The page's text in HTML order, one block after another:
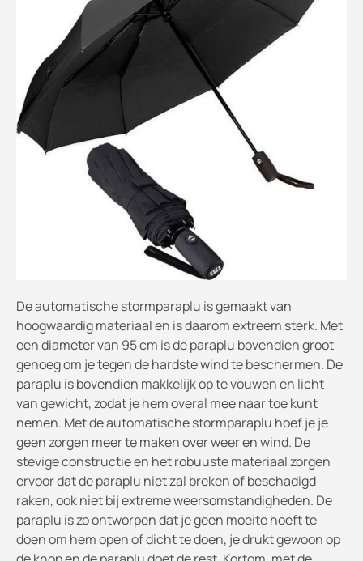
De automatische stormparaplu is gemaakt van
hoogwaardig materiaal en is daarom extreem sterk. Met
een diameter van 95 cm is de paraplu bovendien groot
genoeg om je tegen de hardste wind te beschermen. De
paraplu is bovendien makkelijk op te vouwen en licht
van gewicht, zodat je hem overal mee naar toe kunt
nemen. Met de automatische stormparaplu hoef je je
geen zorgen meer te maken over weer en wind. De
stevige constructie en het robuuste materiaal zorgen
ervoor dat de paraplu niet zal breken of beschadigd
raken, ook niet bij extreme weersomstandigheden. De
paraplu is zo ontworpen dat je geen moeite hoeft te
doen om hem open of dicht te doen, je drukt gewoon op